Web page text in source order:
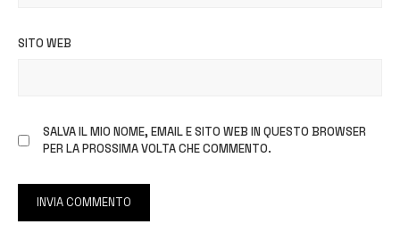
SITO WEB
SALVA IL MIO NOME, EMAIL E SITO WEB IN QUESTO BROWSER
PER LA PROSSIMA VOLTA CHE COMMENTO.